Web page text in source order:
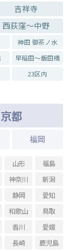
鈴木文彦の写真展
ること
吉祥寺
西荻窪～中野
神田 御茶ノ水
早稲田～飯田橋
23区内
京都
福岡
山形
福島
神奈川
新潟
静岡
愛知
和歌山
鳥取
香川
愛媛
長崎
鹿児島